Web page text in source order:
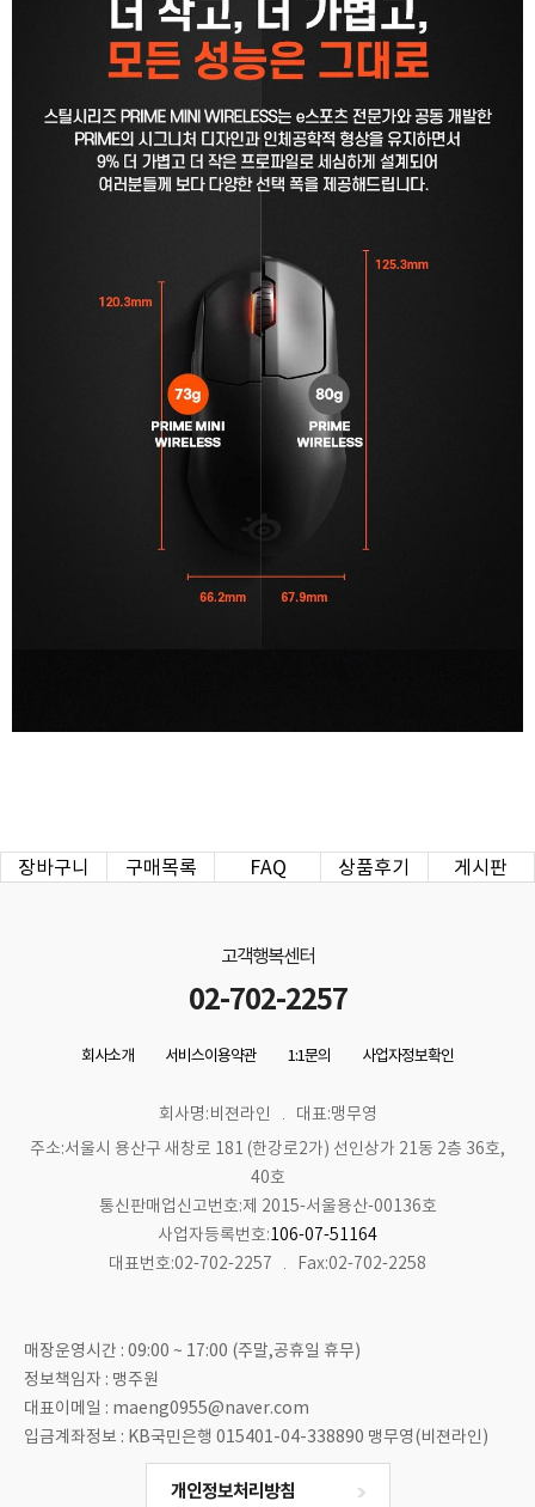
장바구니 구매목록 FAQ 상품후기 게시판
고객행복센터
02-702-2257
회사소개 서비스이용약관 1:1문의 사업자정보확인
회사명:비젼라인
대표:맹무영
주소:서울시 용산구 새창로 181 (한강로2가) 선인상가 21동 2층 36호,
40호
통신판매업신고번호:제 2015-서울용산-00136호
사업자등록번호:106-07-51164
대표번호:02-702-2257
Fax:02-702-2258
매장운영시간 : 09:00 ~ 17:00 (주말,공휴일 휴무)
정보책임자 : 맹주원
대표이메일 : maeng0955@naver.com
입금계좌정보 : KB국민은행 015401-04-338890 맹무영(비젼라인)
개인정보처리방침